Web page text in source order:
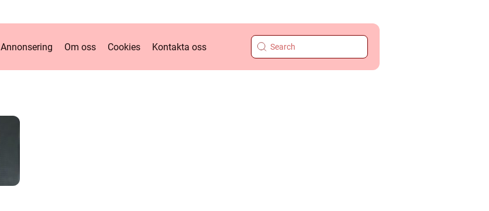
Annonsering Om oss Cookies Kontakta oss